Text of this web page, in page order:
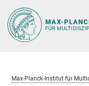
Hauptinhalt
Max-Planck-Institut für